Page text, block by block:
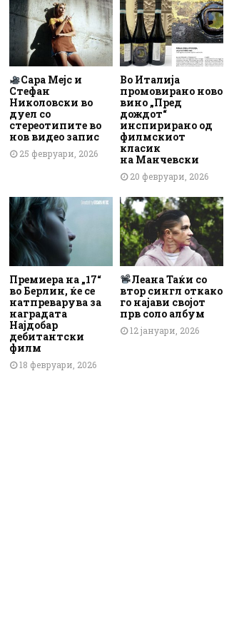
Сара Мејс и
Стефан
Николовски во
дуел со
стереотипите во
нов видео запис
25 февруари, 2026
Во Италија
промовирано ново
вино „Пред
дождот“
инспирирано од
филмскиот
класик
на Манчевски
20 февруари, 2026
Премиера на „17“
во Берлин, ќе се
натпреварува за
наградата
Најдобар
дебитантски
филм
18 февруари, 2026
Леана Таќи со
втор сингл откако
го најави својот
прв соло албум
12 јануари, 2026